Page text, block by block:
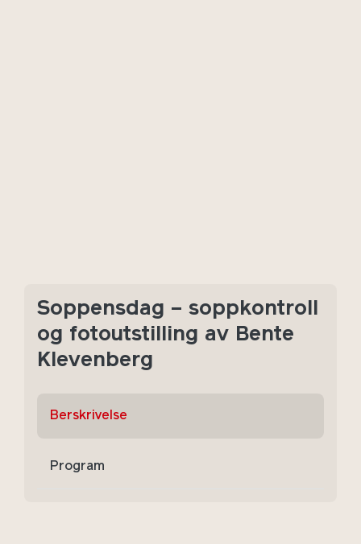
Soppensdag – soppkontroll
og fotoutstilling av Bente
Klevenberg
Berskrivelse
Program